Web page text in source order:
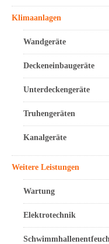
Klimaanlagen
Wandgeräte
Deckeneinbaugeräte
Unterdeckengeräte
Truhengeräten
Kanalgeräte
Weitere Leistungen
Wartung
Elektrotechnik